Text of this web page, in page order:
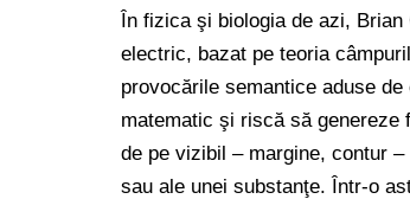
În fizica şi biologia de azi,
electric, bazat pe teoria
provocările semantice aduse
matematic şi riscă să
de pe vizibil – margine, contur
sau ale unei substanţe. Într-o